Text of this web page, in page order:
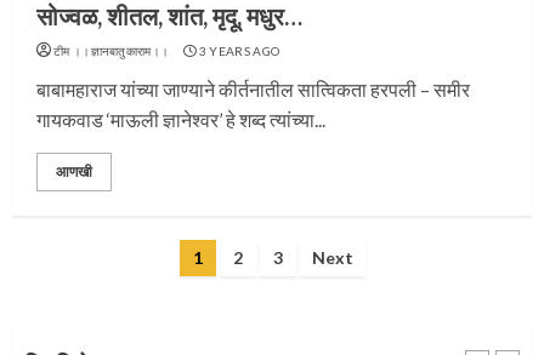
सोज्वळ, शीतल, शांत, मृदू, मधुर…
टीम ।।ज्ञानबातुकाराम।। 3 YEARS AGO
बाबामहाराज यांच्या जाण्याने कीर्तनातील सात्विकता हरपली – समीर
गायकवाड ‘माऊली ज्ञानेश्वर’ हे शब्द त्यांच्या...
आणखी
1 2 3 Next